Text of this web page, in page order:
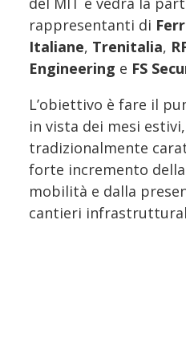
rappresentanti di
Italiane, Trenitalia,
Engineering e FS
L’obiettivo è fare il
in vista dei mesi
tradizionalmente
forte incremento
mobilità e dalla
cantieri